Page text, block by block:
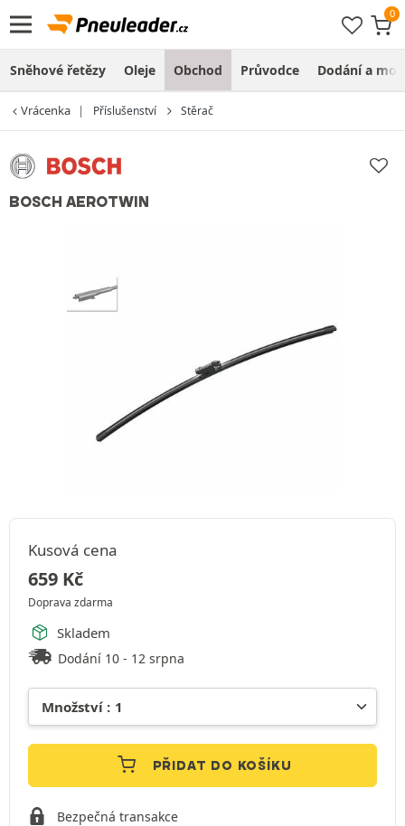
Sněhové řetězy Oleje Obchod Průvodce Dodání a
Vrácenka Příslušenství Stěrač
BOSCH AEROTWIN
Kusová cena
659 Kč
Doprava zdarma
Skladem
Dodání 10 - 12 srpna
PŘIDAT DO KOŠÍKU
Bezpečná transakce